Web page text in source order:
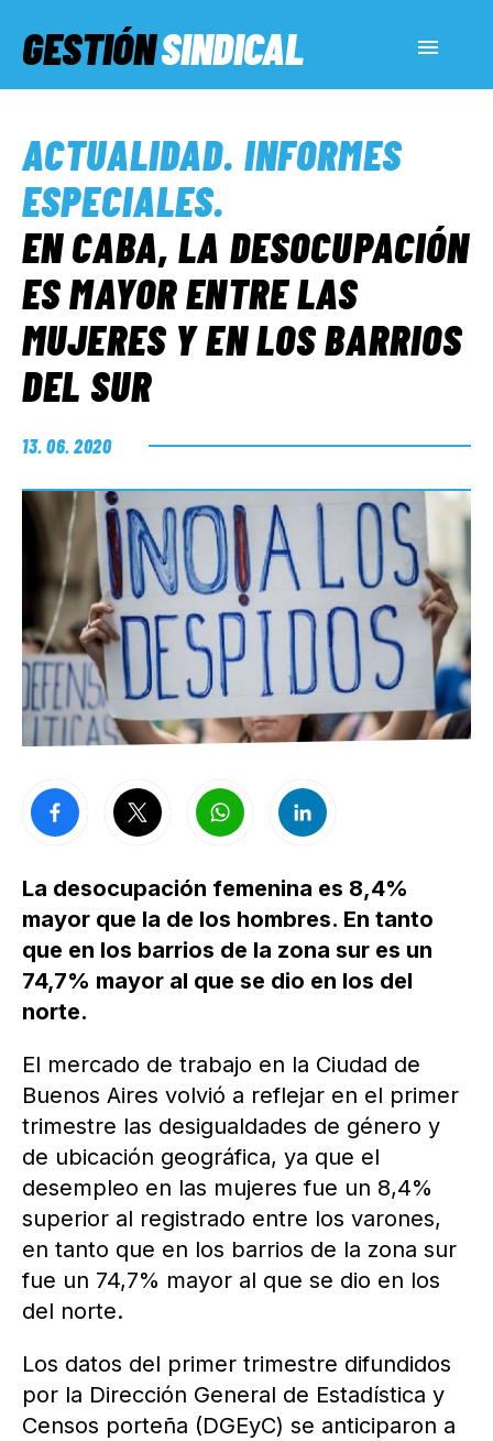
GESTIÓNSINDICAL
SERVICIOS SOCIALES
INFORMES ESPECIALES
FUERA DE MEGÁFONO
ACTUALIDAD. INFORMES
ESPECIALES.
EN CABA, LA DESOCUPACIÓN
ES MAYOR ENTRE LAS
MUJERES Y EN LOS BARRIOS
DEL SUR
13. 06. 2020
La desocupación femenina es 8,4%
mayor que la de los hombres. En tanto
que en los barrios de la zona sur es un
74,7% mayor al que se dio en los del
norte.
El mercado de trabajo en la Ciudad de
Buenos Aires volvió a reflejar en el primer
trimestre las desigualdades de género y
de ubicación geográfica, ya que el
desempleo en las mujeres fue un 8,4%
superior al registrado entre los varones,
en tanto que en los barrios de la zona sur
fue un 74,7% mayor al que se dio en los
del norte.
Los datos del primer trimestre difundidos
por la Dirección General de Estadística y
Censos porteña (DGEyC) se anticiparon a